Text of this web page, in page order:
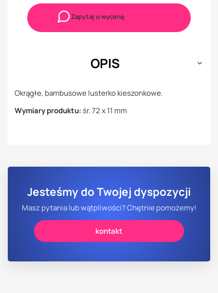
Zapytaj o wycenę
OPIS
Okrągłe, bambusowe lusterko kieszonkowe.
Wymiary produktu:śr. 72 x 11 mm
Jesteśmy do Twojej dyspozycji
Masz pytania lub wątpliwości? Chętnie pomożemy!
kontakt